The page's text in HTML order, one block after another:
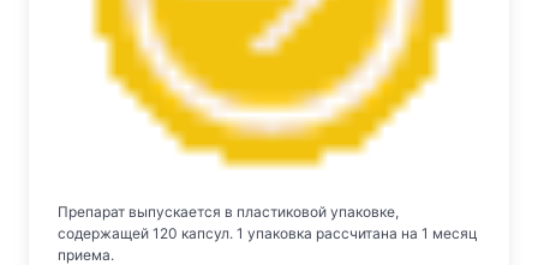
Препарат выпускается в пластиковой упаковке,
содержащей 120 капсул. 1 упаковка рассчитана на 1 месяц
приема.